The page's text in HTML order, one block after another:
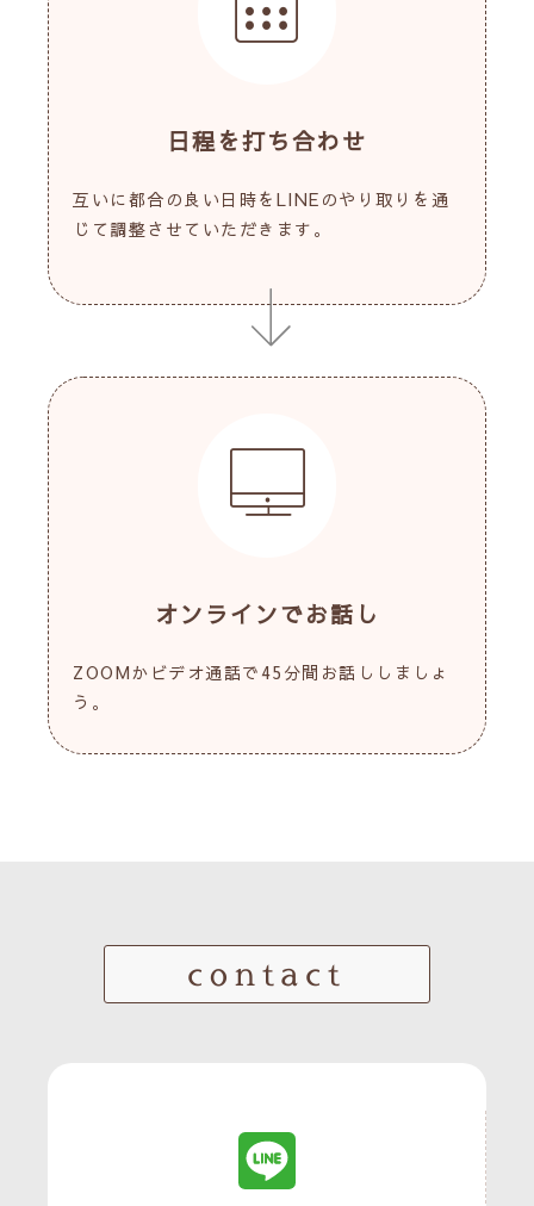
日程を打ち合わせ
互いに都合の良い日時をLINEのやり取りを通
じて調整させていただきます。
オンラインでお話し
ZOOMかビデオ通話で45分間お話ししましょ
う。
contact